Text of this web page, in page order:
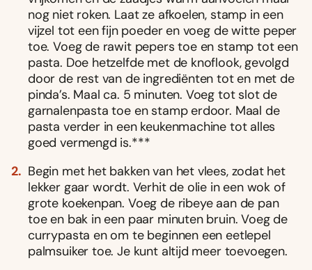
nog niet roken. Laat ze afkoelen, stamp in een
vijzel tot een fijn poeder en voeg de witte peper
toe. Voeg de rawit pepers toe en stamp tot een
pasta. Doe hetzelfde met de knoflook, gevolgd
door de rest van de ingrediënten tot en met de
pinda’s. Maal ca. 5 minuten. Voeg tot slot de
garnalenpasta toe en stamp erdoor. Maal de
pasta verder in een keukenmachine tot alles
goed vermengd is.***
Begin met het bakken van het vlees, zodat het
lekker gaar wordt. Verhit de olie in een wok of
grote koekenpan. Voeg de ribeye aan de pan
toe en bak in een paar minuten bruin. Voeg de
currypasta en om te beginnen een eetlepel
palmsuiker toe. Je kunt altijd meer toevoegen.